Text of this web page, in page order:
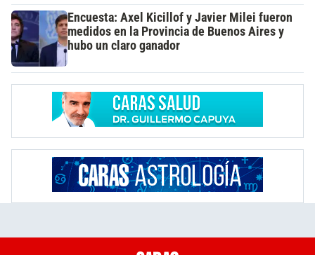
Encuesta: Axel Kicillof y Javier Milei fueron
medidos en la Provincia de Buenos Aires y
hubo un claro ganador